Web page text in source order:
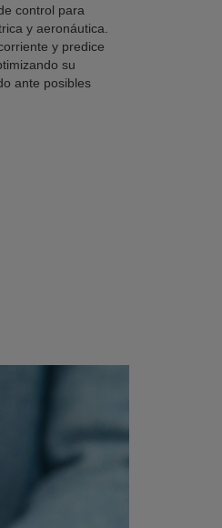
control para
y aeronáutica.
y predice
su
ante posibles